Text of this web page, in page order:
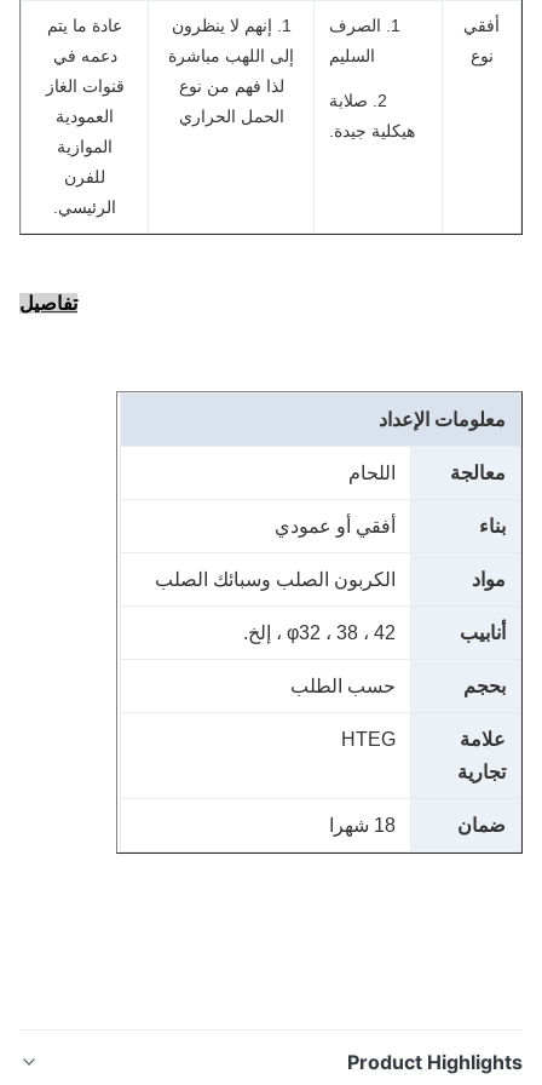
1. الصرف
السليم
2. صلابة
هيكلية جيدة.
1. إنهم لا ينظرون
إلى اللهب مباشرة
لذا فهم من نوع
الحمل الحراري
عادة ما يتم
دعمه في
قنوات الغاز
العمودية
الموازية
للفرن
الرئيسي.
تفاصيل
الإعداد
اللحام
أفقي أو عمودي
الكربون الصلب وسبائك الصلب
φ32 ، 38 ، 42 ، إلخ.
حسب الطلب
HTEG
Product